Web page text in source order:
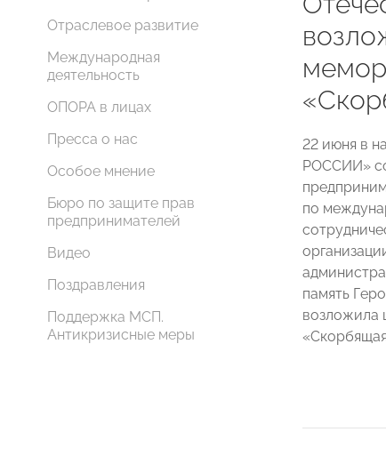
Отраслевое развитие
Международная
деятельность
ОПОРА в лицах
Пресса о нас
Особое мнение
Бюро по защите прав
предпринимателей
Видео
Поздравления
Поддержка МСП.
Антикризисные меры
22 июня в
РОССИИ»
по
память
возложила